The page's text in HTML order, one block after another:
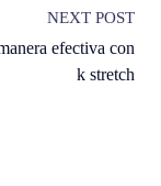
NEXT POST
efectiva con
k stretch